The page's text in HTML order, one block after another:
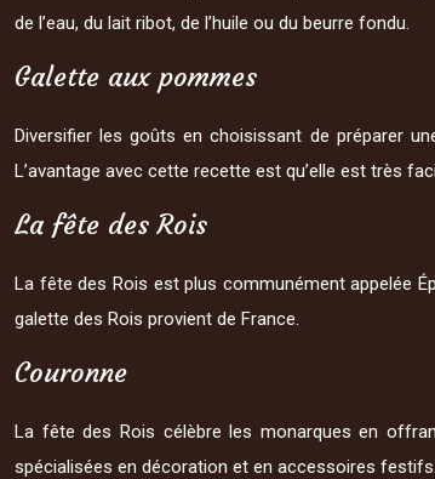
de l’eau, du lait ribot, de l’huile ou du beurre fondu.
Galette aux pommes
Diversifier les goûts en choisissant de préparer
L’avantage avec cette recette est qu’elle est très
La fête des Rois
La fête des Rois est plus communément appelée
galette des Rois provient de France.
Couronne
La fête des Rois célèbre les monarques en
spécialisées en décoration et en accessoires festifs.